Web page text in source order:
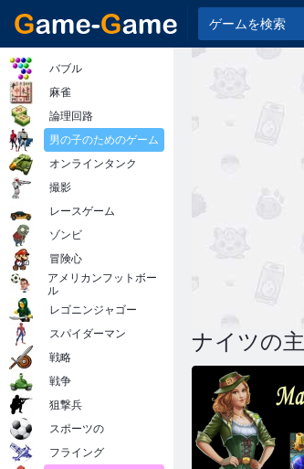
ナイツの主
バブル
麻雀
論理回路
男の子のためのゲーム
オンラインタンク
撮影
レースゲーム
ゾンビ
冒険心
アメリカンフットボー
ル
レゴニンジャゴー
スパイダーマン
戦略
戦争
狙撃兵
スポーツの
フライング